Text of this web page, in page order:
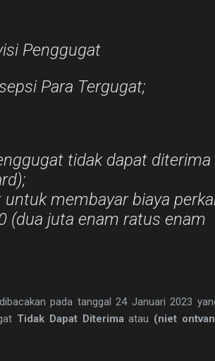
Penggugat
Para Tergugat;
tidak dapat diterima
membayar biaya
(dua juta enam ratus enam
pada tanggal 24 Januari 2023
Tidak Dapat Diterimaatau (niet